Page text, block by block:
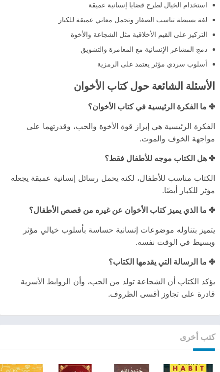
استخدام الخيال لطرح قضايا إنسانية عميقة
لغة بسيطة تناسب الصغار وتحمل معاني عميقة للكبار
التركيز على القيم الأخلاقية مثل الشجاعة والأخوة
دمج المشاعر الإنسانية مع المغامرة والتشويق
أسلوب سردي مؤثر يعتمد على الرمزية
الأسئلة الشائعة حول كتاب الأخوان
✤ ما الفكرة الرئيسية في كتاب الأخوان؟
الفكرة الرئيسية هي إبراز قوة الأخوة والحب، وقدرتهما على
مواجهة الخوف والموت.
✤ هل الكتاب موجه للأطفال فقط؟
الكتاب مناسب للأطفال، لكنه يحمل رسائل إنسانية عميقة يجعله
مؤثر للكبار أيضًا.
✤ ما الذي يميز كتاب الأخوان عن غيره من قصص الأطفال؟
يتميز بتناوله موضوعات إنسانية حساسة بأسلوب خيالي مؤثر
وبسيط في الوقت نفسه.
✤ ما الرسالة التي يقدمها الكتاب؟
يؤكد الكتاب أن الشجاعة تولد من الحب، وأن الروابط الأسرية
قادرة على تجاوز أقسى الظروف.
كتب أخرى